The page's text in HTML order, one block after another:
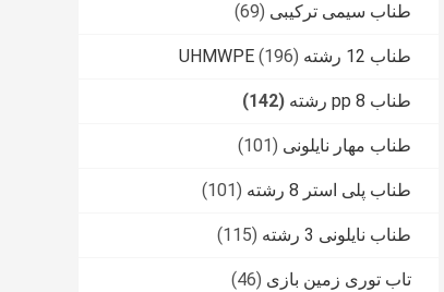
طناب سیمی ترکیبی (69)
طناب 12 رشته UHMWPE (196)
طناب pp 8 رشته (142)
طناب مهار نایلونی (101)
طناب پلی استر 8 رشته (101)
طناب نایلونی 3 رشته (115)
تاب توری زمین بازی (46)